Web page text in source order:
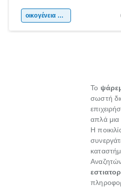
χώρας. Είτε πρόκειται για
οικογένεια & παιδί
Το
σωστή
απλά μια
Η